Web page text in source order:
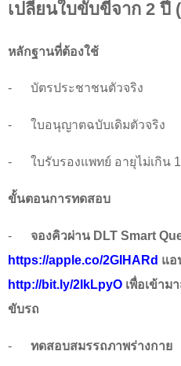
เปลี่ยนใบขับขี่จาก 2 ปี
หลักฐานที่ต้องใช้
- บัตรประชาชนตัวจริง
- ใบอนุญาตฉบับเดิมตัวจริง
- ใบรับรองแพทย์ อายุไม่เกิน 1
ขั้นตอนการทดสอบ
- จองคิวผ่าน DLT Smart
https://apple.co/2GIHARd แอ
http://bit.ly/2IkLpyO เพื่อเข้า
ขับรถ
- ทดสอบสมรรถภาพร่างกาย